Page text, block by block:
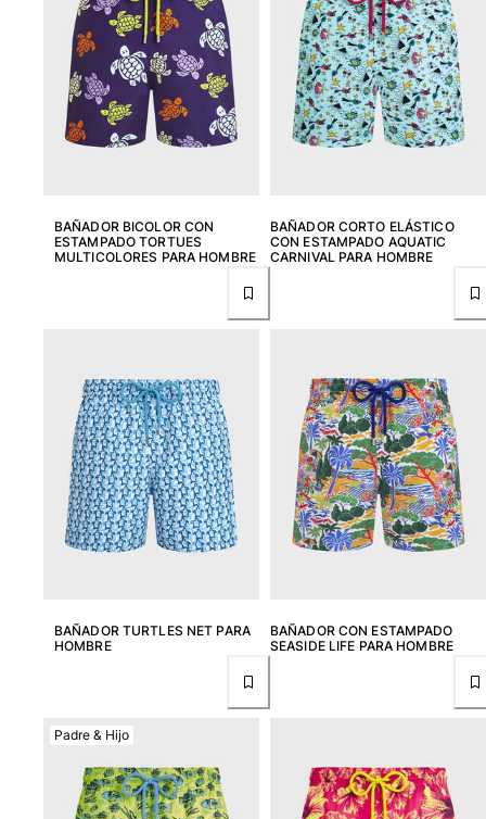
BAÑADOR BICOLOR CON
ESTAMPADO TORTUES
MULTICOLORES PARA HOMBRE
BAÑADOR CORTO ELÁSTICO
CON ESTAMPADO AQUATIC
CARNIVAL PARA HOMBRE
BAÑADOR TURTLES NET PARA
HOMBRE
BAÑADOR CON ESTAMPADO
SEASIDE LIFE PARA HOMBRE
Padre & Hijo